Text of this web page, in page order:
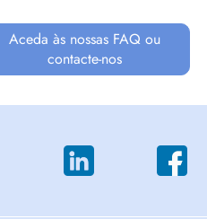
Aceda às nossas FAQ ou
contacte-nos